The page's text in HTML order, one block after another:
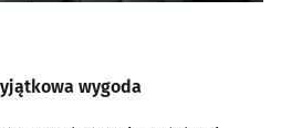
wygoda